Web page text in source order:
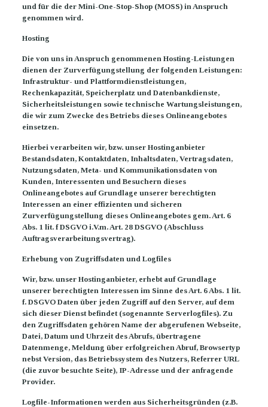
und für die der Mini-One-Stop-Shop (MOSS) in Anspruch
genommen wird.
Hosting
Die von uns in Anspruch genommenen Hosting-Leistungen
dienen der Zurverfügungstellung der folgenden Leistungen:
Infrastruktur- und Plattformdienstleistungen,
Rechenkapazität, Speicherplatz und Datenbankdienste,
Sicherheitsleistungen sowie technische Wartungsleistungen,
die wir zum Zwecke des Betriebs dieses Onlineangebotes
einsetzen.
Hierbei verarbeiten wir, bzw. unser Hostinganbieter
Bestandsdaten, Kontaktdaten, Inhaltsdaten, Vertragsdaten,
Nutzungsdaten, Meta- und Kommunikationsdaten von
Kunden, Interessenten und Besuchern dieses
Onlineangebotes auf Grundlage unserer berechtigten
Interessen an einer effizienten und sicheren
Zurverfügungstellung dieses Onlineangebotes gem. Art. 6
Abs. 1 lit. f DSGVO i.V.m. Art. 28 DSGVO (Abschluss
Auftragsverarbeitungsvertrag).
Erhebung von Zugriffsdaten und Logfiles
Wir, bzw. unser Hostinganbieter, erhebt auf Grundlage
unserer berechtigten Interessen im Sinne des Art. 6 Abs. 1 lit.
f. DSGVO Daten über jeden Zugriff auf den Server, auf dem
sich dieser Dienst befindet (sogenannte Serverlogfiles). Zu
den Zugriffsdaten gehören Name der abgerufenen Webseite,
Datei, Datum und Uhrzeit des Abrufs, übertragene
Datenmenge, Meldung über erfolgreichen Abruf, Browsertyp
nebst Version, das Betriebssystem des Nutzers, Referrer URL
(die zuvor besuchte Seite), IP-Adresse und der anfragende
Provider.
Logfile-Informationen werden aus Sicherheitsgründen (z.B.